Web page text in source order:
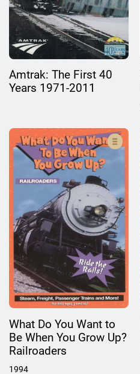
Amtrak: The First 40
Years 1971-2011
What Do You Want to
Be When You Grow Up?
Railroaders
1994